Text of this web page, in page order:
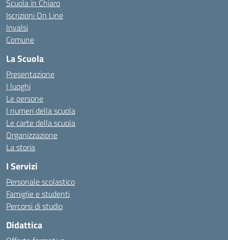
Scuola in Chiaro
Iscrizioni On Line
Invalsi
Comune
La Scuola
Presentazione
I luoghi
Le persone
I numeri della scuola
Le carte della scuola
Organizzazione
La storia
I Servizi
Personale scolastico
Famiglie e studenti
Percorsi di studio
Didattica